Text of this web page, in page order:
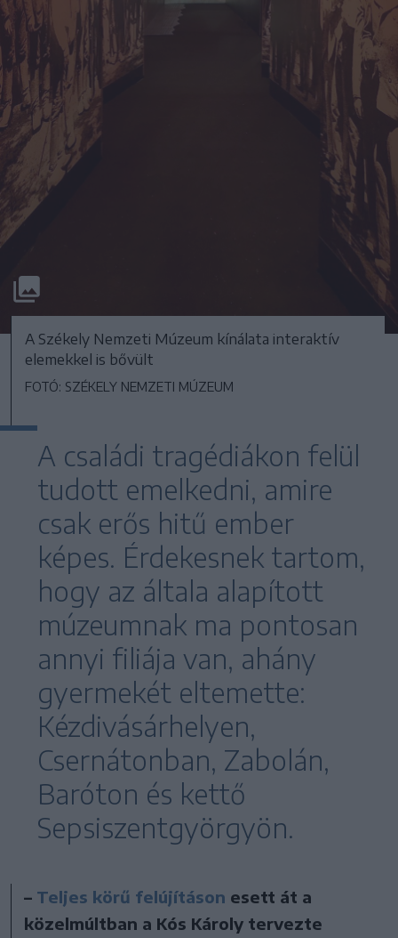
A Székely Nemzeti Múzeum kínálata interaktív
elemekkel is bővült
FOTÓ: SZÉKELY NEMZETI MÚZEUM
A családi tragédiákon felül
tudott emelkedni, amire
csak erős hitű ember
képes. Érdekesnek tartom,
hogy az általa alapított
múzeumnak ma pontosan
annyi filiája van, ahány
gyermekét eltemette:
Kézdivásárhelyen,
Csernátonban, Zabolán,
Baróton és kettő
Sepsiszentgyörgyön.
– Teljes körű felújításon esett át a
közelmúltban a Kós Károly tervezte